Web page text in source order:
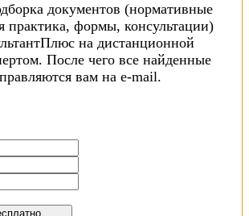
документов (нормативные
практика, формы, консультации)
на дистанционной
После чего все найденные
вам на e-mail.